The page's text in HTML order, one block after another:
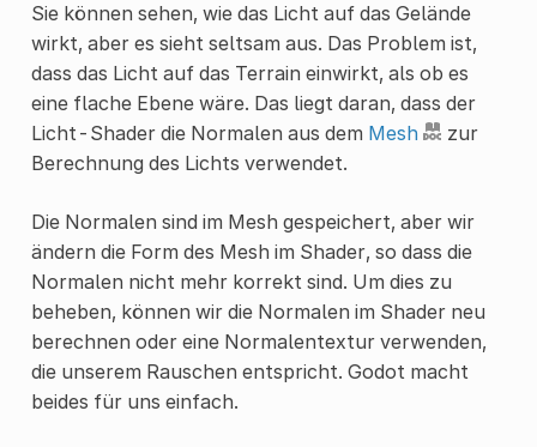
Sie können sehen, wie das Licht auf das Gelände
wirkt, aber es sieht seltsam aus. Das Problem ist,
dass das Licht auf das Terrain einwirkt, als ob es
eine flache Ebene wäre. Das liegt daran, dass der
Licht-Shader die Normalen aus dem Mesh
zur
Berechnung des Lichts verwendet.
Die Normalen sind im Mesh gespeichert, aber wir
ändern die Form des Mesh im Shader, so dass die
Normalen nicht mehr korrekt sind. Um dies zu
beheben, können wir die Normalen im Shader neu
berechnen oder eine Normalentextur verwenden,
die unserem Rauschen entspricht. Godot macht
beides für uns einfach.